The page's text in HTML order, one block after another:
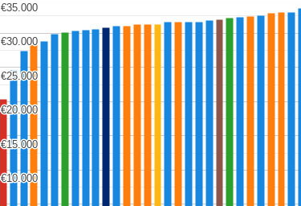
€10.000
€10.000
€15.000
€15.000
€20.000
€20.000
€25.000
€25.000
€30.000
€30.000
€35.000
€35.000